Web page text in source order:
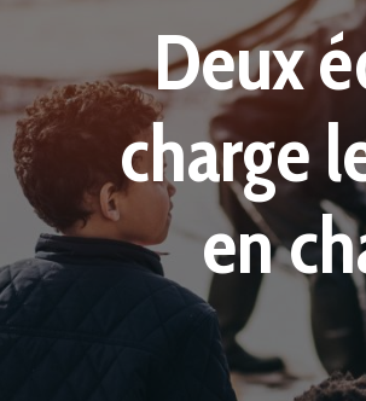
Travail
Deux
charge
en